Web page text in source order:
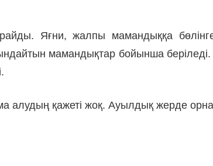
Яғни, жалпы мамандыққа
мамандықтар бойынша
алудың қажеті жоқ. Ауылдық жерде